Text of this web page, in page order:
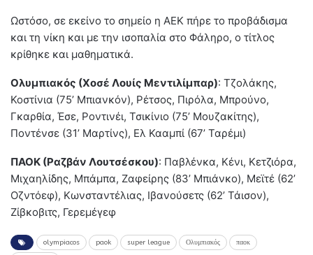
Ωστόσο, σε εκείνο το σημείο η ΑΕΚ πήρε το προβάδισμα
και τη νίκη και με την ισοπαλία στο Φάληρο, ο τίτλος
κρίθηκε και μαθηματικά.
Ολυμπιακός (Χοσέ Λουίς Μεντιλίμπαρ): Τζολάκης,
Κοστίνια (75’ Μπιανκόν), Ρέτσος, Πιρόλα, Μπρούνο,
Γκαρθία, Έσε, Ροντινέι, Τσικίνιο (75’ Μουζακίτης),
Ποντένσε (31’ Μαρτίνς), Ελ Κααμπί (67’ Ταρέμι)
ΠΑΟΚ (Ραζβάν Λουτσέσκου): Παβλένκα, Κένι, Κετζιόρα,
Μιχαηλίδης, Μπάμπα, Ζαφείρης (83’ Μπιάνκο), Μεϊτέ (62’
Οζντόεφ), Κωνσταντέλιας, Ιβανούσετς (62’ Τάισον),
Ζίβκοβιτς, Γερεμέγεφ
olympiacos paok super league Ολυμπιακός παοκ